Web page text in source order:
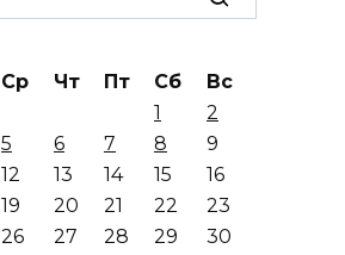
Ср Чт Пт Сб
Вс
1
2
5 6 7 8
9
12 13 14 15
16
19 20 21 22
23
26 27 28 29
30